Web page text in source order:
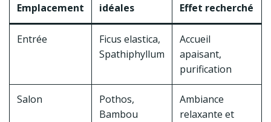
Emplacement idéales Effet recherché
Entrée
Ficus elastica,
Spathiphyllum
Accueil
apaisant,
purification
Salon
Pothos,
Bambou
Ambiance
relaxante et